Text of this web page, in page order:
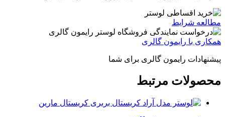
مطالعه شرایط
همکاری با رایمون گالری
پیشنهادات رایمون گالری برای شما
محصولات مرتبط